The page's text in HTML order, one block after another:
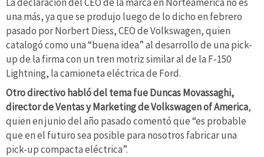
una más, ya que se produjo luego de lo dicho en febrero
pasado por Norbert Diess, CEO de Volkswagen, quien
catalogó como una “buena idea” al desarrollo de una pick-
up de la firma con un tren motriz similar al de la F-150
Lightning, la camioneta eléctrica de Ford.
Otro directivo habló del tema fue Duncas Movassaghi,
director de Ventas y Marketing de Volkswagen of America,
quien en junio del año pasado comentó que “es probable
que en el futuro sea posible para nosotros fabricar una
pick-up compacta eléctrica”.